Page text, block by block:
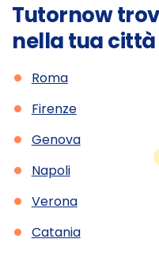
Tutornow
nella tua città
• Roma
• Firenze
• Genova
• Napoli
• Verona
• Catania